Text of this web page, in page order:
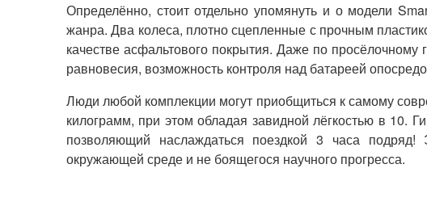
Определённо, стоит отдельно упомянуть и о модели
жанра. Два колеса, плотно сцепленные с прочным
качестве асфальтового покрытия. Даже по просёлочному
равновесия, возможность контроля над батареей
Люди любой комплекции могут приобщиться к самому
килограмм, при этом обладая завидной лёгкостью в 10.
позволяющий наслаждаться поездкой 3 часа
окружающей среде и не боящегося научного прогресса.